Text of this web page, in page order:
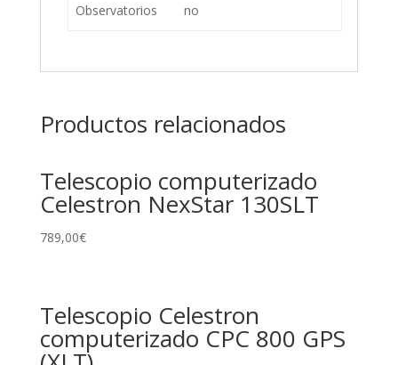
Observatorios no
Productos relacionados
Telescopio computerizado
Celestron NexStar 130SLT
789,00€
Telescopio Celestron
computerizado CPC 800 GPS